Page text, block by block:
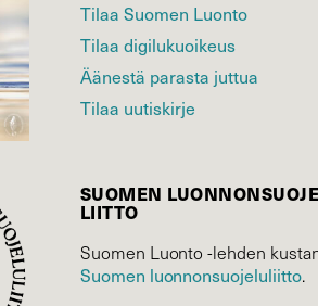
Tilaa Suomen Luonto
Tilaa digilukuoikeus
Äänestä parasta juttua
Tilaa uutiskirje
SUOMEN
LIITTO
Suomen Luonto -lehden
Suomen luonnonsuojelu­liitto.